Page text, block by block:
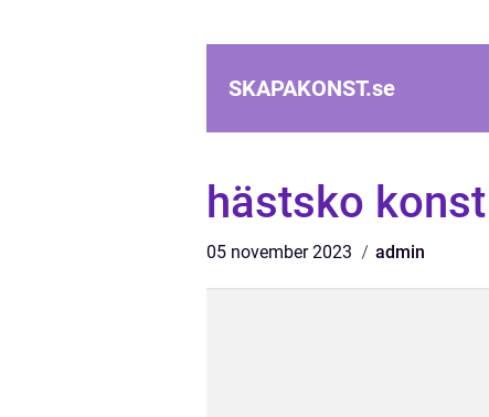
SKAPAKONST.se
hästsko konst
05 november 2023 admin